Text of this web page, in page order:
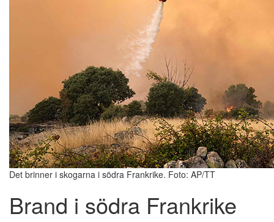
Det brinner i skogarna i södra Frankrike. Foto: AP/TT
Brand i södra Frankrike